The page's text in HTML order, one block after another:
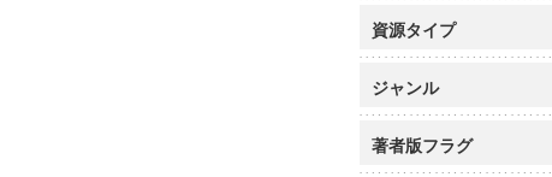
資源タイプ
ジャンル
著者版フラグ